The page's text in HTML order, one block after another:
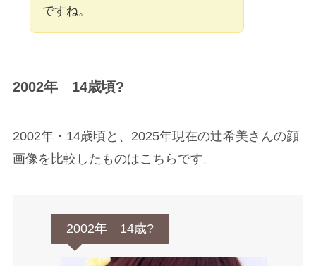
ですね。
2002年 14歳頃?
2002年・14歳頃と、2025年現在の辻希美さんの顔
画像を比較したものはこちらです。
2002年 14歳?